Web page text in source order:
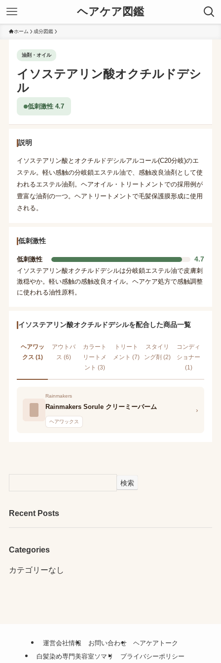
ヘアケア図鑑
ホーム 成分図鑑
油剤・オイル
イソステアリン酸オクチルドデシ
ル
低刺激性 4.7
説明
イソステアリン酸とオクチルドデシルアルコール(C20分岐)のエ
ステル。軽い感触の分岐鎖エステル油で、感触改良油剤として使
われるエステル油剤。ヘアオイル・トリートメントでの採用例が
豊富な油剤の一つ。ヘアトリートメントで毛髪保護膜形成に使用
される。
低刺激性
低刺激性 4.7
イソステアリン酸オクチルドデシルは分岐鎖エステル油で皮膚刺
激穏やか。軽い感触の感触改良オイル。ヘアケア処方で感触調整
に使われる油性原料。
イソステアリン酸オクチルドデシルを配合した商品一覧
ヘアワッ
クス (1)
アウトバ
ス (6)
カラート
リートメ
ント (3)
トリート
メント (7)
スタイリ
ング剤 (2)
コンディ
ショナー
(1)
Rainmakers
Rainmakers Sorule クリーミーバーム
ヘアワックス
›
検索
Recent Posts
Categories
カテゴリーなし
運営会社情報 お問い合わせ
ヘアケアトーク
白髪染め専門美容室ソマリ
プライバシーポリシー